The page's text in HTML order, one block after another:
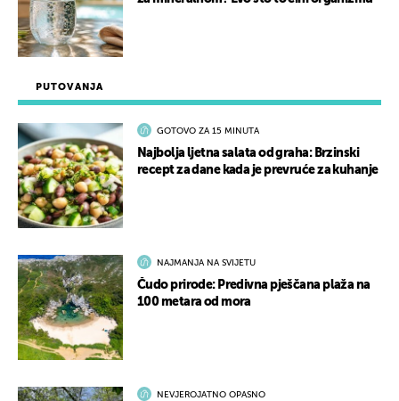
PUTOVANJA
GOTOVO ZA 15 MINUTA
Najbolja ljetna salata od graha: Brzinski
recept za dane kada je prevruće za kuhanje
NAJMANJA NA SVIJETU
Čudo prirode: Predivna pješčana plaža na
100 metara od mora
NEVJEROJATNO OPASNO